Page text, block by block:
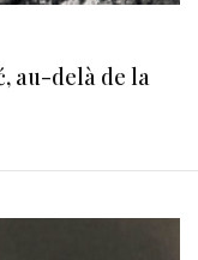
au-delà de la